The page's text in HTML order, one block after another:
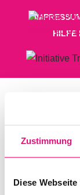
Zustimmung
Diese
HILFE